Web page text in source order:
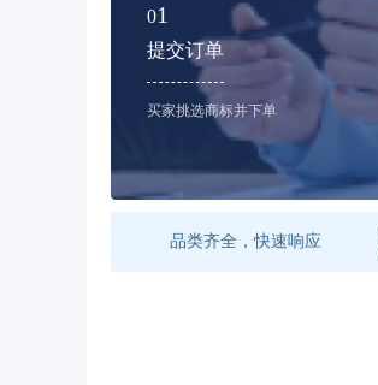
01
提交订单
买家挑选商标并下单
品类齐全，快速响应